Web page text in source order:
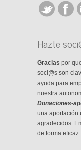
Hazte
Gracias por
soci@s son
ayuda para
nuestra
Donaciones-
una aportación
agradecidos.
de forma eficaz.